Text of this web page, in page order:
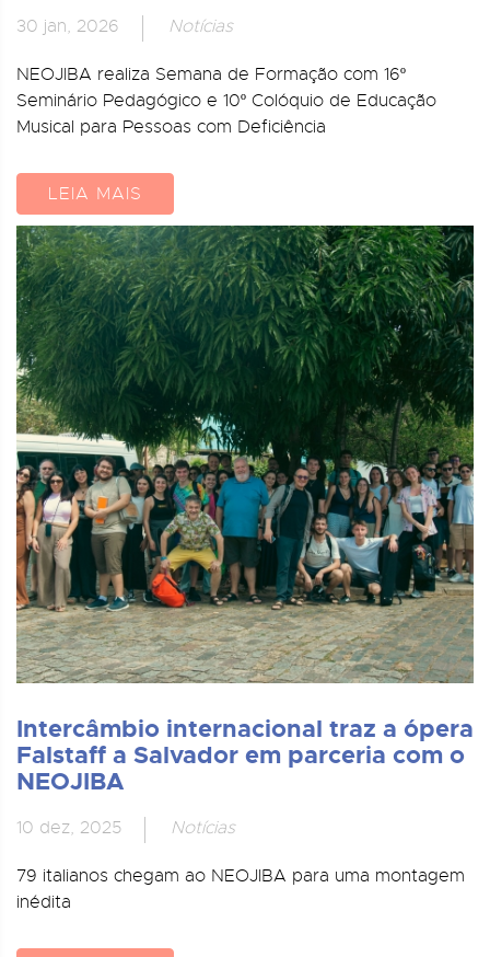
30 jan, 2026 Notícias
NEOJIBA realiza Semana de Formação com 16º
Seminário Pedagógico e 10º Colóquio de Educação
Musical para Pessoas com Deficiência
LEIA MAIS
Intercâmbio internacional traz a ópera
Falstaff a Salvador em parceria com o
NEOJIBA
10 dez, 2025 Notícias
79 italianos chegam ao NEOJIBA para uma montagem
inédita